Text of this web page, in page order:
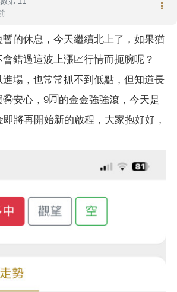
的休息，今天繼續北上了，如果猶
錯過這波上漲📈行情而扼腕呢？
場，也常常抓不到低點，但知道長
安心，9🈷️的金金強強滾，今天是
將再開始新的啟程，大家抱好好，